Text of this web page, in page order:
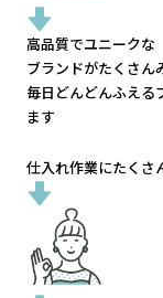
高品質でユニークな
ブランドがたくさん
毎日どんどんふえる
ます
仕入れ作業にたくさ